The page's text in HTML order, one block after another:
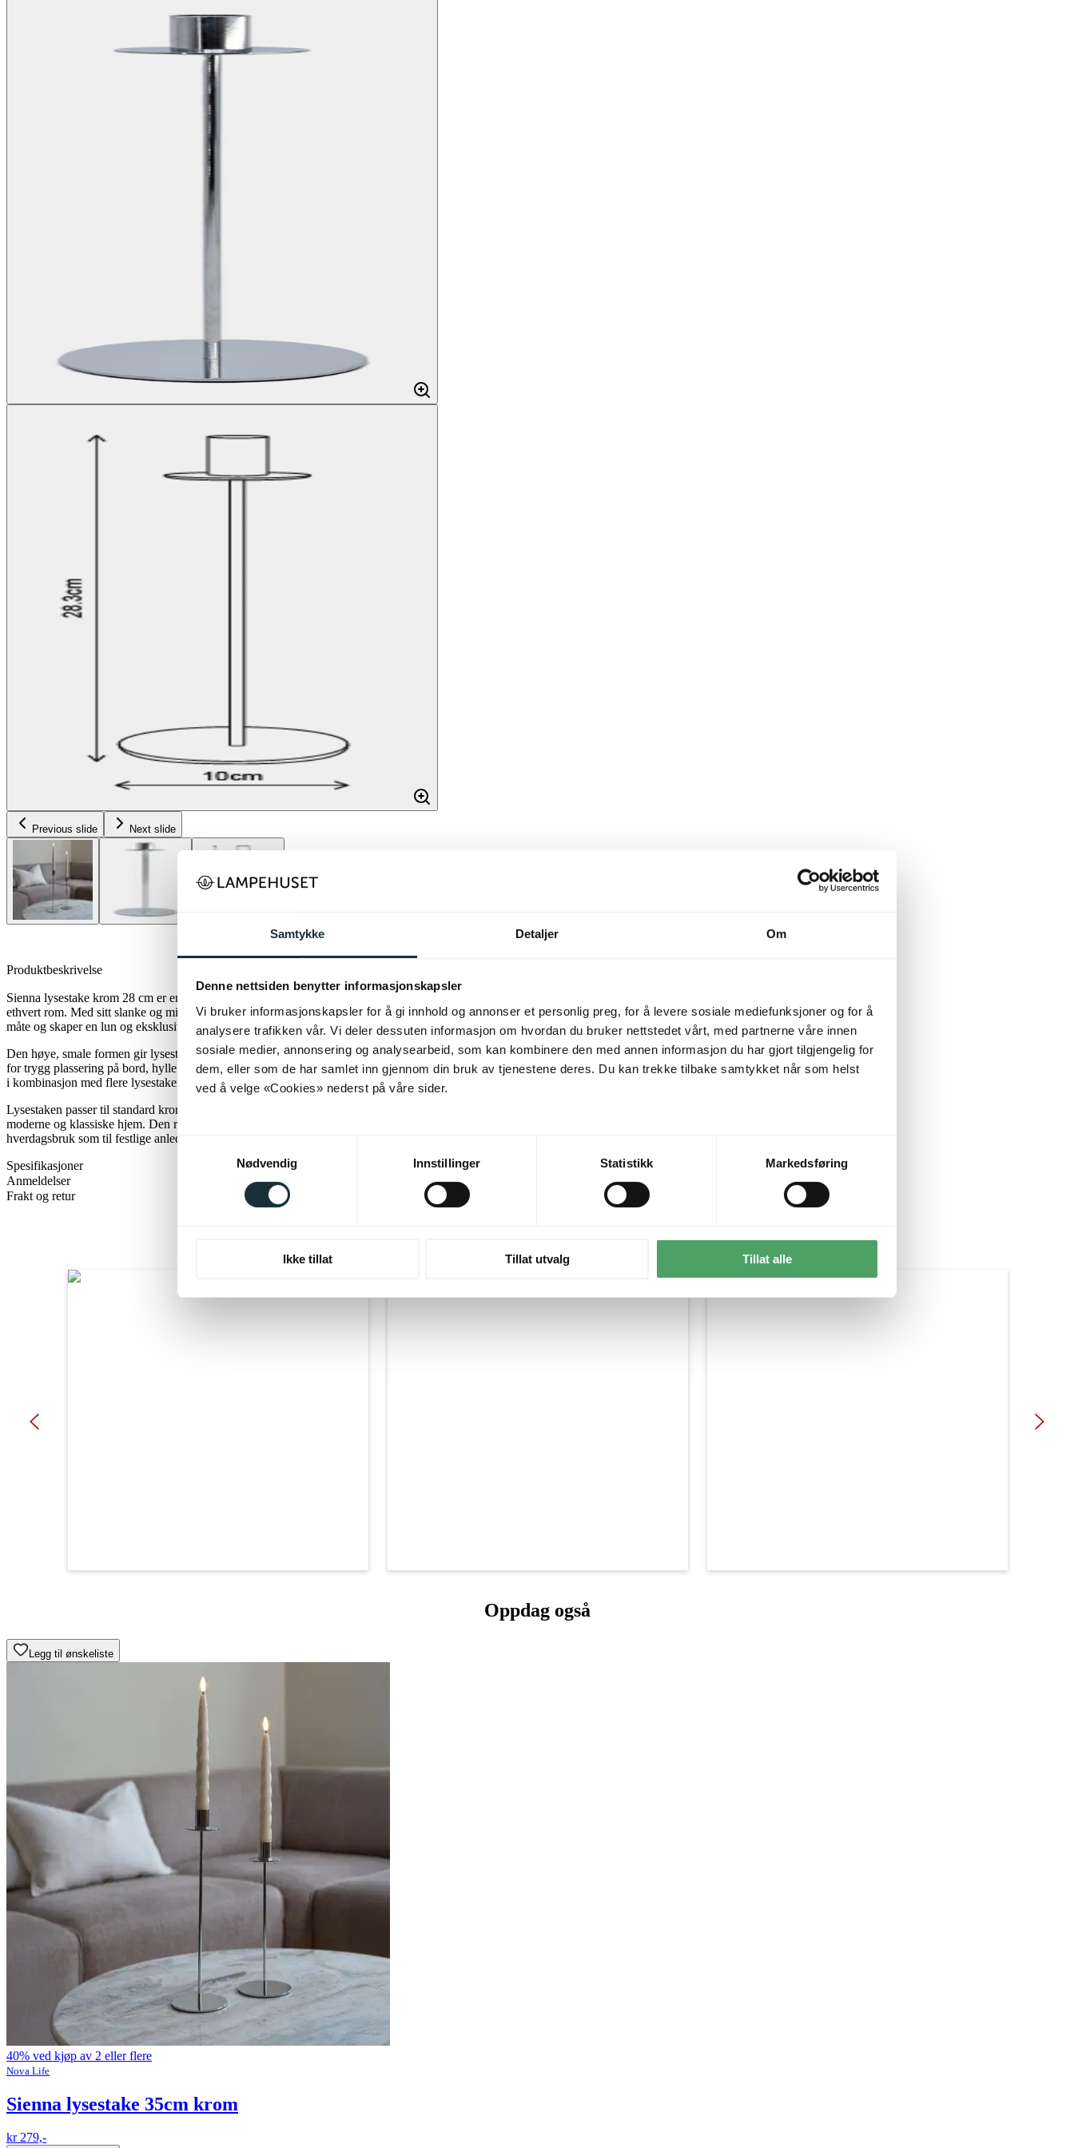
Samtykke Detaljer Om
Denne nettsiden benytter informasjonskapsler
Vi bruker informasjonskapsler for å gi innhold og annonser et personlig preg, for å levere sosiale mediefunksjoner og for å
analysere trafikken vår. Vi deler dessuten informasjon om hvordan du bruker nettstedet vårt, med partnerne våre innen
sosiale medier, annonsering og analysearbeid, som kan kombinere den med annen informasjon du har gjort tilgjengelig for
dem, eller som de har samlet inn gjennom din bruk av tjenestene deres. Du kan trekke tilbake samtykket når som helst
ved å velge «Cookies» nederst på våre sider.
Samtykkevalg
Nødvendig
Innstillinger Statistikk Markedsføring
Ikke tillat Tillat utvalg Tillat alle
Previous slide Next slide
Produktbeskrivelse
Sienna lysestake krom 28 cm er en stilren og moderne lysestake som tilfører et elegant uttrykk til
ethvert rom. Med sitt slanke og minimalistiske design i blank krom, reflekterer den lyset på en subtil
måte og skaper en lun og eksklusiv stemning.
Den høye, smale formen gir lysestaken et lett og luftig uttrykk, samtidig som den stabile foten sørger
for trygg plassering på bord, hylle eller i vinduskarm. Perfekt både alene som et enkelt blikkfang eller
i kombinasjon med flere lysestaker for en harmonisk og gjennomført dekor.
Lysestaken passer til standard kronelys og er et tidløst interiørelement som enkelt kan styles til både
moderne og klassiske hjem. Den rene finishen og det elegante uttrykket gjør den like velegnet til
hverdagsbruk som til festlige anledninger.
Spesifikasjoner
Anmeldelser
Frakt og retur
Oppdag også
Legg til ønskeliste
40% ved kjøp av 2 eller flere
Nova Life
Sienna lysestake 35cm krom
kr 279,-